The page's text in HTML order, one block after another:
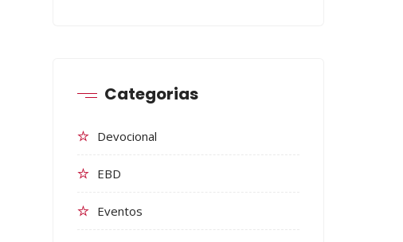
Categorias
Devocional
EBD
Eventos